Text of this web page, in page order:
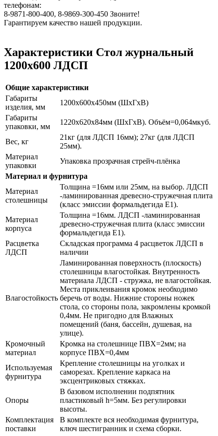
телефонам:
8-9871-800-400, 8-9869-300-450 Звоните!
Гарантируем качество нашей продукции.
Характеристики Стол журнальный
1200х600 ЛДСП
Общие характеристики
Габариты
изделия, мм
1200х600х450мм (ШхГхВ)
Габариты
упаковки, мм
1220х620х84мм (ШхГхВ). Объём=0,064мкуб.
Вес, кг
21кг (для ЛДСП 16мм); 27кг (для ЛДСП
25мм).
Материал
упаковки
Упаковка прозрачная стрейч-плёнка
Материал и фурнитура
Материал
столешницы
Толщина =16мм или 25мм, на выбор. ЛДСП
-ламинированная древесно-стружечная плита
(класс эмиссии формальдегида Е1).
Материал
корпуса
Толщина =16мм. ЛДСП -ламинированная
древесно-стружечная плита (класс эмиссии
формальдегида Е1).
Расцветка
ЛДСП
Складская программа 4 расцветок ЛДСП в
наличии
Влагостойкость
Ламинированная поверхность (плоскость)
столешницы влагостойкая. Внутренность
материала ЛДСП - стружка, не влагостойкая.
Места приклеивания кромок необходимо
беречь от воды. Нижние стороны ножек
стола, со стороны пола, закромлены кромкой
0,4мм. Не пригодно для Влажных
помещений (баня, бассейн, душевая, на
улице).
Кромочный
материал
Кромка на столешнице ПВХ=2мм; на
корпусе ПВХ=0,4мм
Используемая
фурнитура
Крепление столешницы на уголках и
саморезах. Крепление каркаса на
эксцентриковых стяжках.
Опоры
В базовом исполнении подпятник
пластиковый h=5мм. Без регулировки
высоты.
Комплектация
поставки
В комплекте вся необходимая фурнитура,
ключ шестигранник и схема сборки.